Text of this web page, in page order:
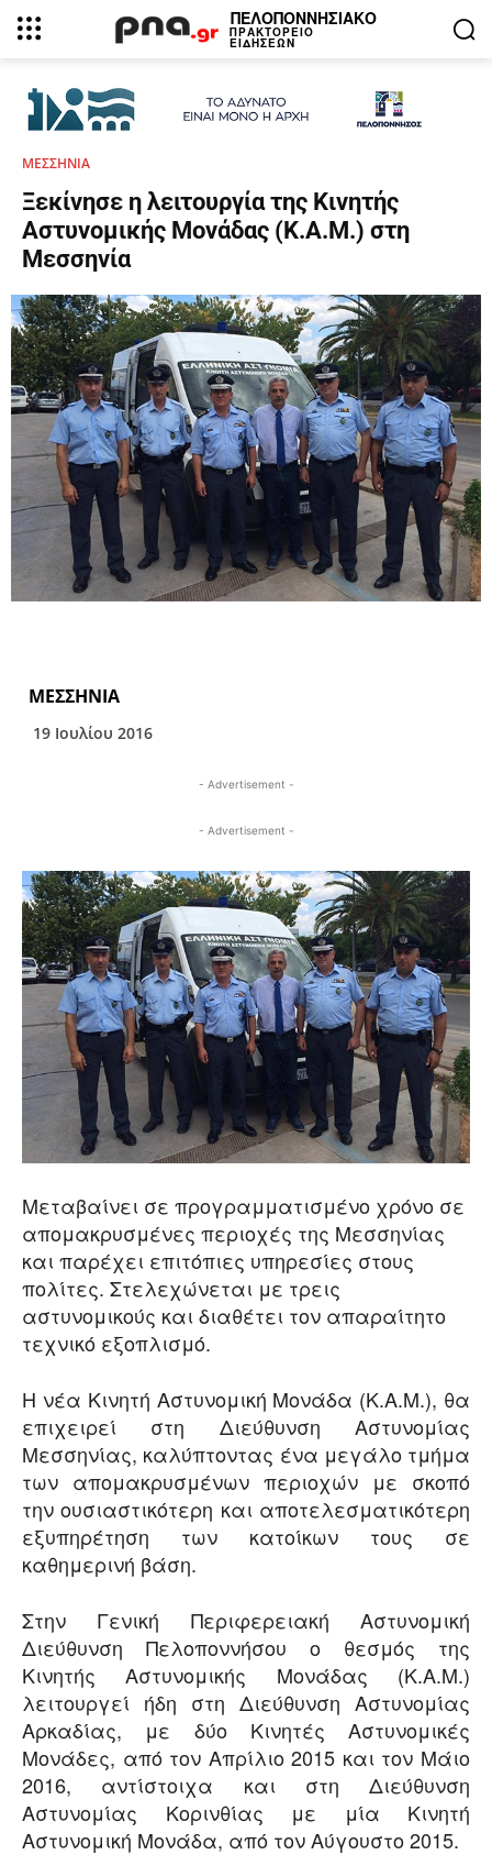
ΠΕΛΟΠΟΝΝΗΣΙΑΚΟ
ΠΡΑΚΤΟΡΕΙΟ
ΕΙΔΗΣΕΩΝ
ΜΕΣΣΗΝΙΑ
Ξεκίνησε η λειτουργία της Κινητής
Αστυνομικής Μονάδας (Κ.Α.Μ.) στη
Μεσσηνία
ΜΕΣΣΗΝΙΑ
19 Ιουλίου 2016
- Advertisement -
- Advertisement -
Μεταβαίνει σε προγραμματισμένο χρόνο σε
απομακρυσμένες περιοχές της Μεσσηνίας
και παρέχει επιτόπιες υπηρεσίες στους
πολίτες. Στελεχώνεται με τρεις
αστυνομικούς και διαθέτει τον απαραίτητο
τεχνικό εξοπλισμό.
Η νέα Κινητή Αστυνομική Μονάδα (Κ.Α.Μ.), θα
επιχειρεί στη Διεύθυνση Αστυνομίας
Μεσσηνίας, καλύπτοντας ένα μεγάλο τμήμα
των απομακρυσμένων περιοχών με σκοπό
την ουσιαστικότερη και αποτελεσματικότερη
εξυπηρέτηση των κατοίκων τους σε
καθημερινή βάση.
Στην Γενική Περιφερειακή Αστυνομική
Διεύθυνση Πελοποννήσου ο θεσμός της
Κινητής Αστυνομικής Μονάδας (Κ.Α.Μ.)
λειτουργεί ήδη στη Διεύθυνση Αστυνομίας
Αρκαδίας, με δύο Κινητές Αστυνομικές
Μονάδες, από τον Απρίλιο 2015 και τον Μάιο
2016, αντίστοιχα και στη Διεύθυνση
Αστυνομίας Κορινθίας με μία Κινητή
Αστυνομική Μονάδα, από τον Αύγουστο 2015.